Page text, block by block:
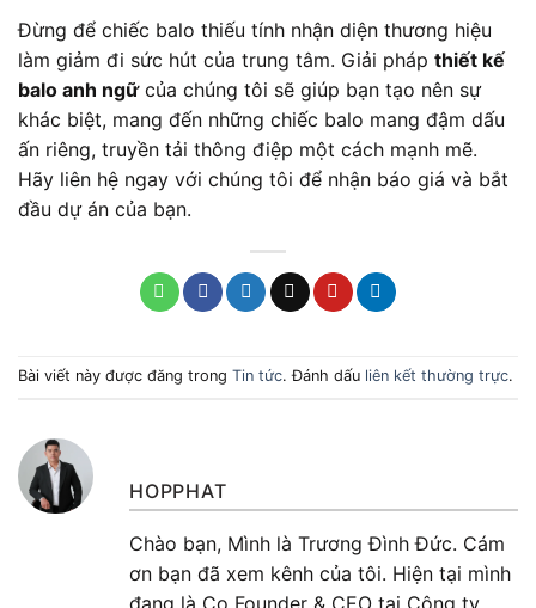
Đừng để chiếc balo thiếu tính nhận diện thương hiệu
làm giảm đi sức hút của trung tâm. Giải pháp thiết kế
balo anh ngữcủa chúng tôi sẽ giúp bạn tạo nên sự
khác biệt, mang đến những chiếc balo mang đậm dấu
ấn riêng, truyền tải thông điệp một cách mạnh mẽ.
Hãy liên hệ ngay với chúng tôi để nhận báo giá và bắt
đầu dự án của bạn.
Bài viết này được đăng trong Tin tức. Đánh dấu liên kết thường trực.
HOPPHAT
Chào bạn, Mình là Trương Đình Đức. Cám
ơn bạn đã xem kênh của tôi. Hiện tại mình
đang là Co Founder & CEO tại Công ty